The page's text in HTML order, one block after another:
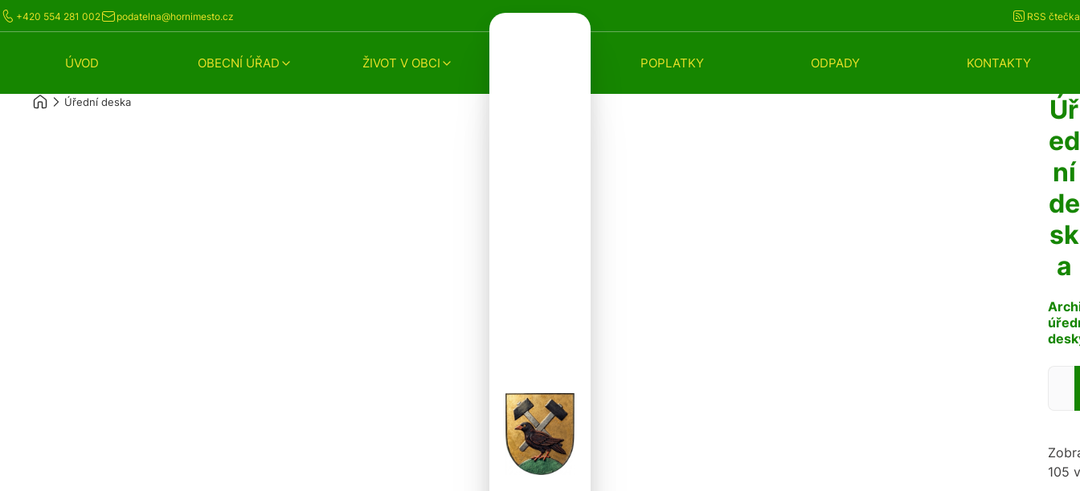
+420 554 281 002 podatelna@hornimesto.cz RSS čtečka
ÚVOD OBECNÍ ÚŘAD ŽIVOT V OBCI POPLATKY ODPADY KONTAKTY
Úřední deska
Úř
ed
ní
de
sk
a
105